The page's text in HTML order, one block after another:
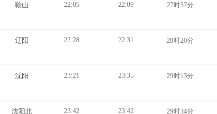
鞍山 22:05 22:09 27时57分
辽阳 22:28 22:31 28时20分
沈阳 23:21 23:35 29时13分
沈阳北 23:42 23:42 29时34分